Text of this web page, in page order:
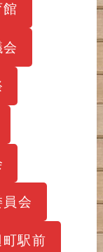
会
町駅前